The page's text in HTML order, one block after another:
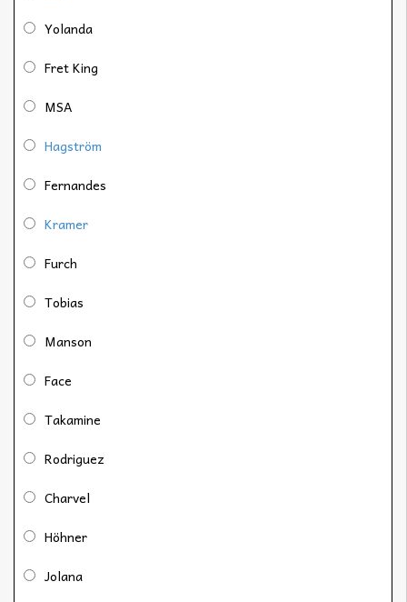
Yolanda
Fret King
MSA
Hagström
Fernandes
Kramer
Furch
Tobias
Manson
Face
Takamine
Rodriguez
Charvel
Höhner
Jolana